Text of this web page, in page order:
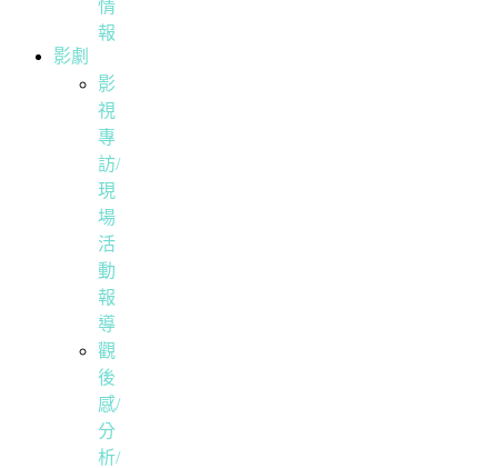
情
報
影劇
影
視
專
訪/
現
場
活
動
報
導
觀
後
感/
分
析/